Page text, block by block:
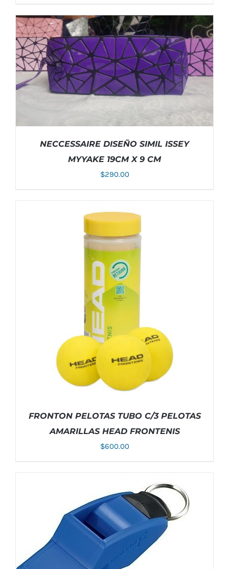
AÑADIR AL CARRITO / DETALLES
NECCESSAIRE DISEÑO SIMIL ISSEY
MYYAKE 19CM X 9 CM
$290.00
AÑADIR AL CARRITO / DETALLES
FRONTON PELOTAS TUBO C/3 PELOTAS
AMARILLAS HEAD FRONTENIS
$600.00